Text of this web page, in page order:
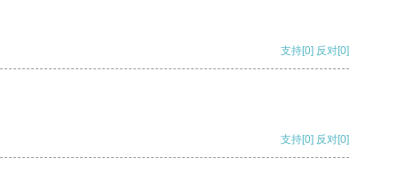
支持[0] 反对[0]
支持[0] 反对[0]